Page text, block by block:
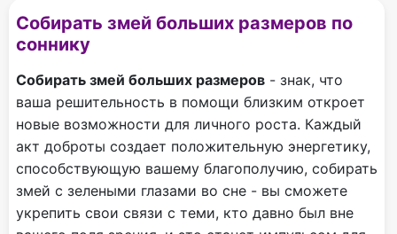
Собирать змей больших размеров по
соннику
Собирать змей больших размеров - знак, что
ваша решительность в помощи близким откроет
новые возможности для личного роста. Каждый
акт доброты создает положительную энергетику,
способствующую вашему благополучию, собирать
змей с зелеными глазами во сне - вы сможете
укрепить свои связи с теми, кто давно был вне